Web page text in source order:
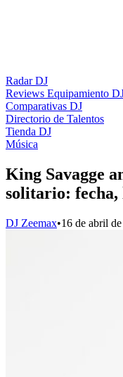
Radar DJ
Reviews Equipamiento
Comparativas DJ
Directorio de Talentos
Tienda DJ
Música
King Savagge
solitario: fecha,
DJ Zeemax•16 de abril